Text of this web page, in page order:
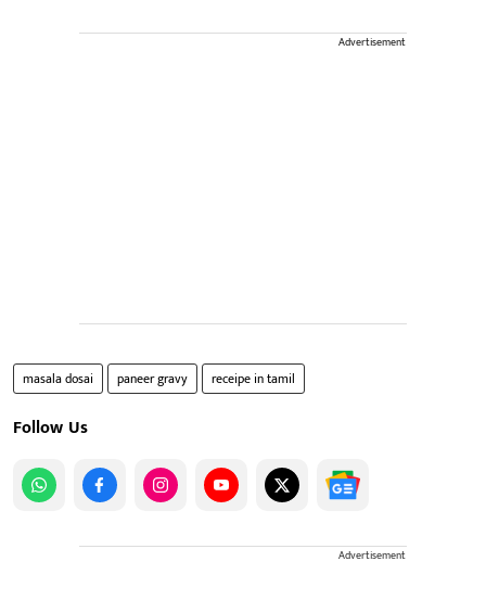
Advertisement
masala dosai paneer gravy receipe in tamil
Follow Us
Advertisement